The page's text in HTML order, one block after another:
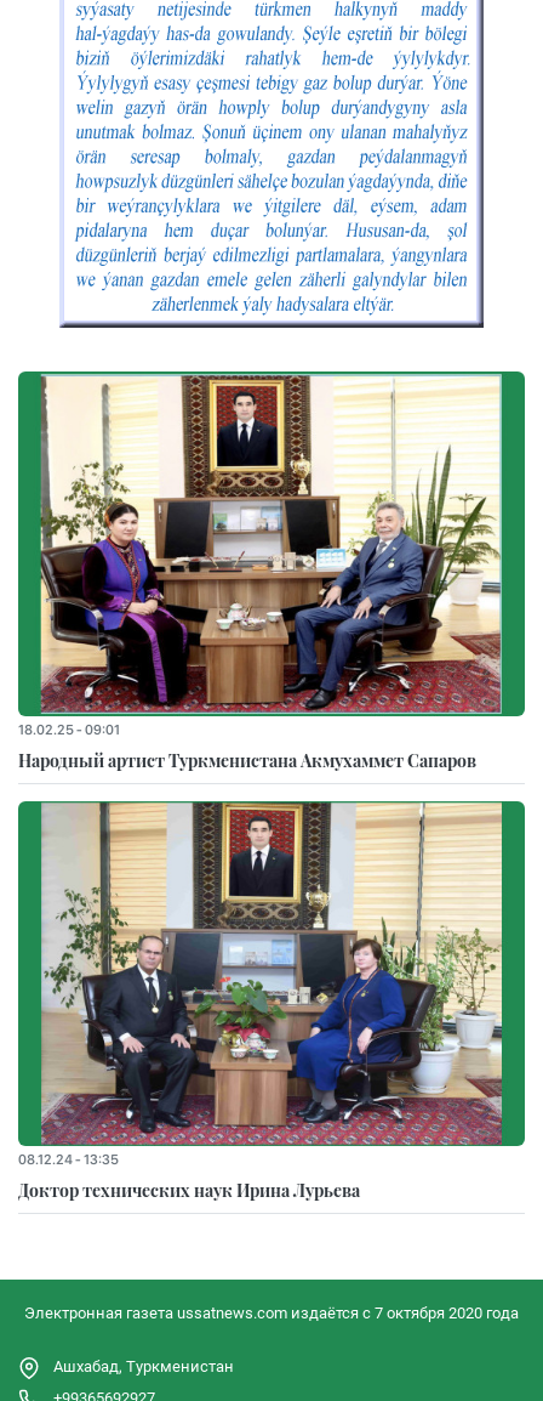
18.02.25 - 09:01
Народный артист Туркменистана Акмухаммет Сапаров
08.12.24 - 13:35
Доктор технических наук Ирина Лурьева
Электронная газета ussatnews.com издаётся с 7 октября 2020 года
Ашхабад, Туркменистан